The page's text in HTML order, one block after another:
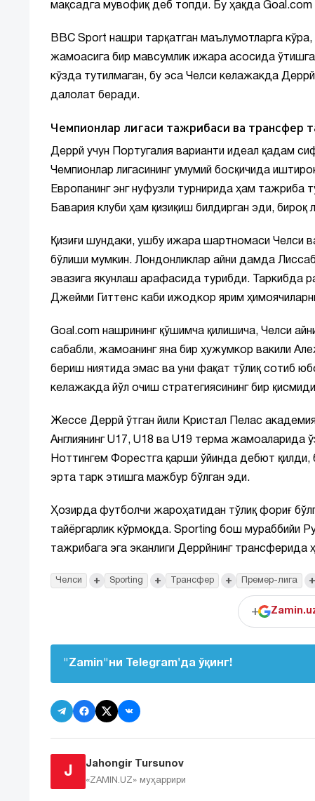
мақсадга мувофиқ деб топди. Бу ҳақда Goal.com
BBC Sport нашри тарқатган маълумотларга
жамоасига бир мавсумлик ижара асосида
кўзда тутилмаган, бу эса Челси келажакда
далолат беради.
Чемпионлар лигаси тажрибаси ва трансфер
Деррй учун Португалия варианти идеал қадам
Чемпионлар лигасининг умумий босқичида
Европанинг энг нуфузли турнирида ҳам тажриба
Бавария клуби ҳам қизиқиш билдирган эди,
Қизиғи шундаки, ушбу ижара шартномаси Челси
бўлиши мумкин. Лондонликлар айни дамда
эвазига якунлаш арафасида турибди. Таркибда
Джейми Гиттенс каби ижодкор ярим
Goal.com нашрининг қўшимча қилишича, Челси
сабабли, жамоанинг яна бир ҳужумкор вакили
бериш ниятида эмас ва уни фақат тўлиқ сотиб
келажакда йўл очиш стратегиясининг бир
Жессе Деррй ўтган йили Кристал Пелас
Англиянинг U17, U18 ва U19 терма жамоаларида
Ноттингем Форестга қарши ўйинда дебют
эрта тарк этишга мажбур бўлган эди.
Ҳозирда футболчи жароҳатидан тўлиқ фориғ
тайёргарлик кўрмоқда. Sporting бош мураббийи
тажрибага эга эканлиги Деррйнинг трансферида
Челси + Sporting + Трансфер + Премер-лига +
+
"Zamin"ни Telegram'да ўқинг!
J
Jahongir Tursunov
«ZAMIN.UZ» муҳаррири